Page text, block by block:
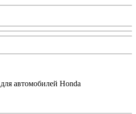
автомобилей Honda